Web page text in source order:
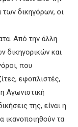
των δικηγόρων, οι
Από την άλλη
δικηγορικών και
που
εφοπλιστές,
Αγωνιστική
της, είναι η
ικανοποιηθούν τα